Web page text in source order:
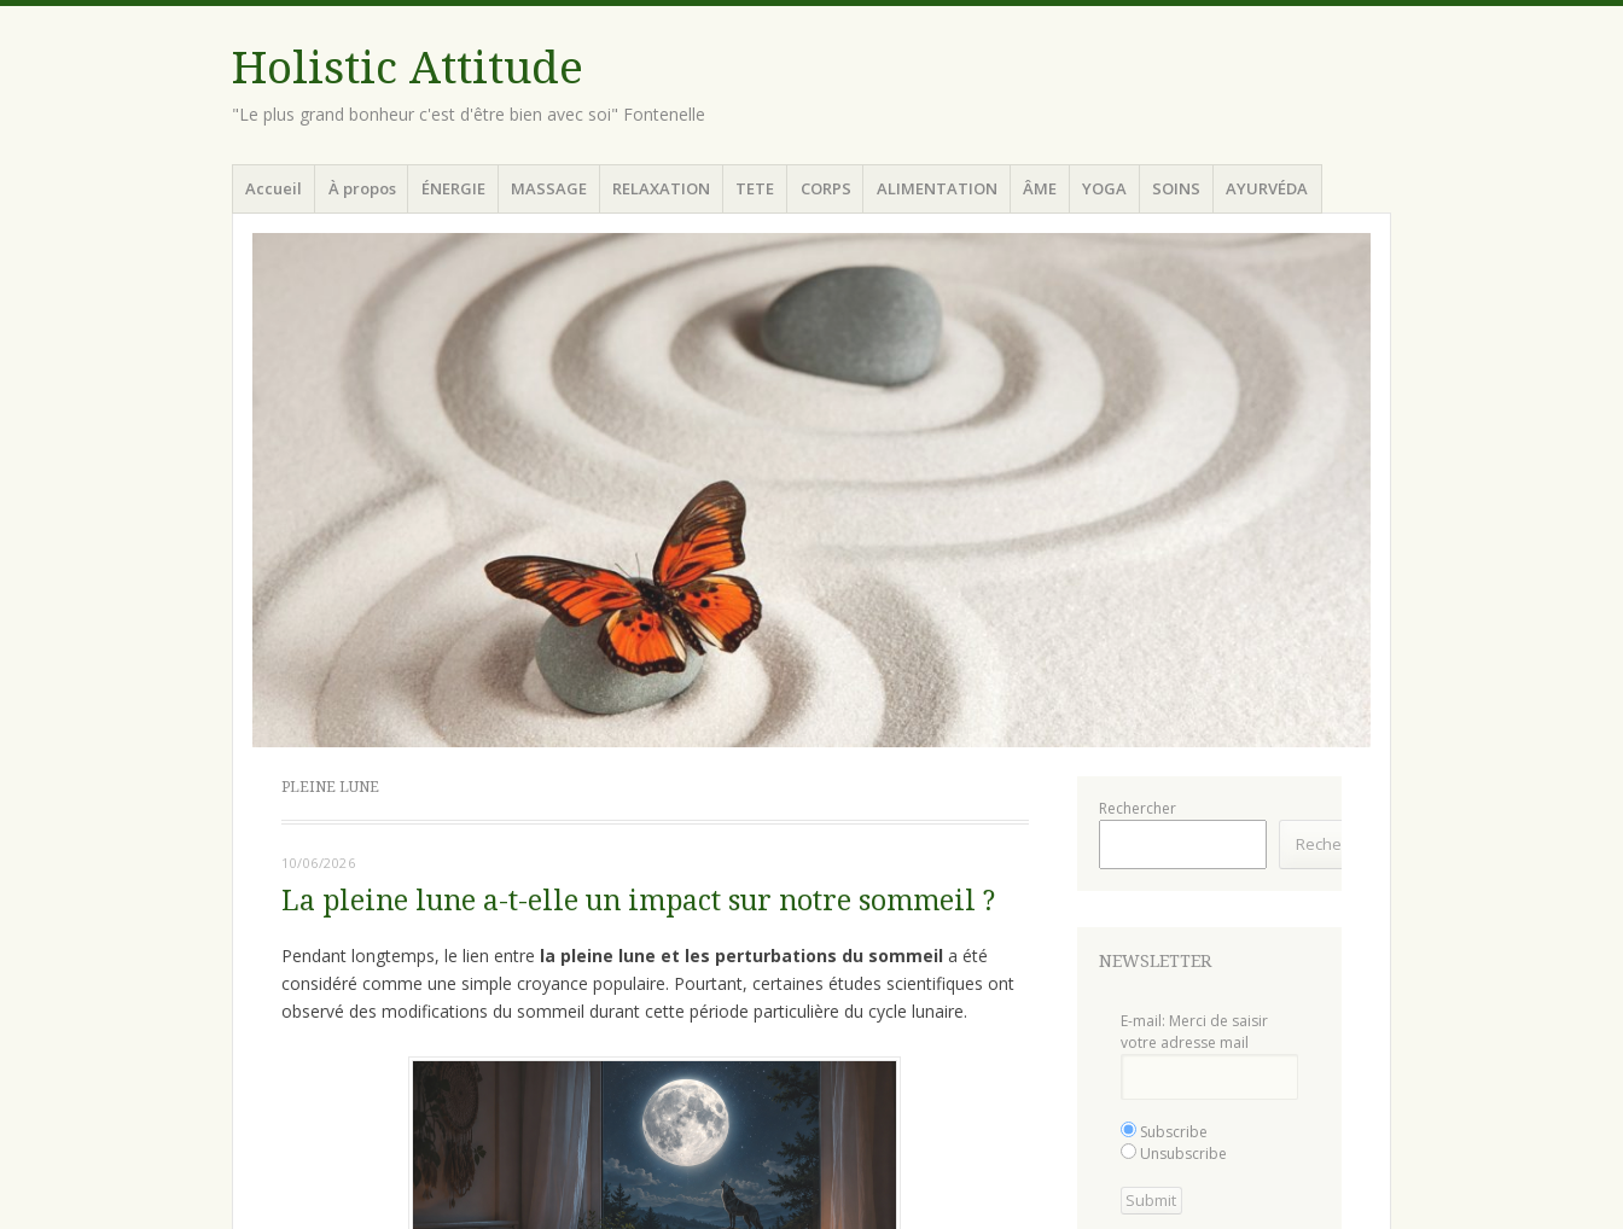
Holistic Attitude
"Le plus grand bonheur c'est d'être bien avec soi" Fontenelle
Menu
Aller
au
contenu
Accueil À propos ÉNERGIE MASSAGE RELAXATION TETE CORPS ALIMENTATION ÂME YOGA SOINS AYURVÉDA
PLEINE LUNE
10/06/2026
La pleine lune a-t-elle un impact sur notre sommeil ?
Pendant longtemps, le lien entre la pleine lune et les perturbations du sommeil a été
considéré comme une simple croyance populaire. Pourtant, certaines études scientifiques ont
observé des modifications du sommeil durant cette période particulière du cycle lunaire.
Rechercher
Rechercher
NEWSLETTER
E-mail: Merci de saisir
votre adresse mail
Subscribe
Unsubscribe